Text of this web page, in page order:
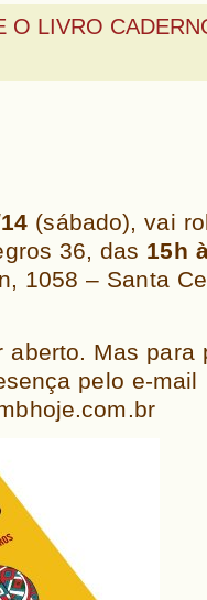
O LIVRO
(sábado), vai
36, das 15h
1058 – Santa
aberto. Mas
pelo e-mail